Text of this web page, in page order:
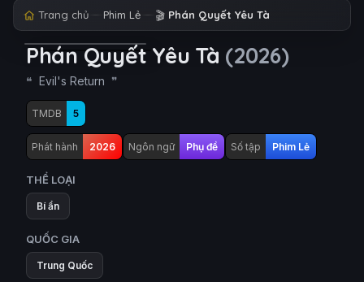
Trang chủ Phim Lẻ 🎬 Phán Quyết Yêu Tà
Phán Quyết Yêu Tà (2026)
Evil's Return
TMDB 5
Phát hành 2026 Ngôn ngữ Phụ đề Số tập Phim Lẻ
THỂ LOẠI
Bí ẩn
QUỐC GIA
Trung Quốc